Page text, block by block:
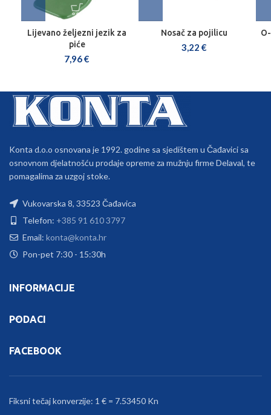
Lijevano željezni jezik za
piće
7,96€
Nosač za pojilicu
3,22 €
Konta d.o.o osnovana je 1992. godine sa sjedištem u Čađavici sa
osnovnom djelatnošću prodaje opreme za mužnju firme Delaval, te
pomagalima za uzgoj stoke.
Vukovarska 8, 33523 Čađavica
Telefon: +385 91 610 3797
Email: konta@konta.hr
Pon-pet 7:30 - 15:30h
INFORMACIJE
PODACI
FACEBOOK
Fiksni tečaj konverzije: 1 € = 7.53450 Kn